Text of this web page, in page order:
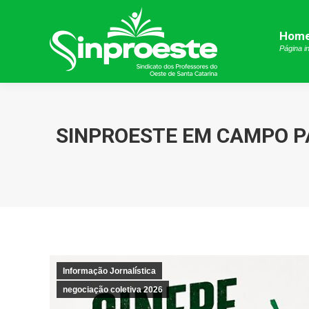
Página
SINPROESTE EM CAMPO
Informação Jornalística
negociação coletiva 2026
Página